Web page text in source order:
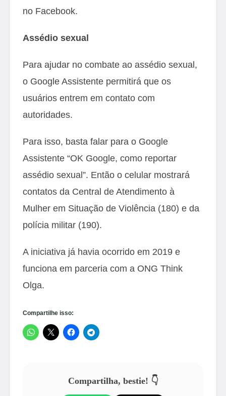
no Facebook.
Assédio sexual
Para ajudar no combate ao assédio sexual,
o Google Assistente permitirá que os
usuários entrem em contato com
autoridades.
Para isso, basta falar para o Google
Assistente “OK Google, como reportar
assédio sexual”. Então o celular mostrará
contatos da Central de Atendimento à
Mulher em Situação de Violência (180) e da
polícia militar (190).
A iniciativa já havia ocorrido em 2019 e
funciona em parceria com a ONG Think
Olga.
Compartilhe isso:
Compartilha, bestie! 👇